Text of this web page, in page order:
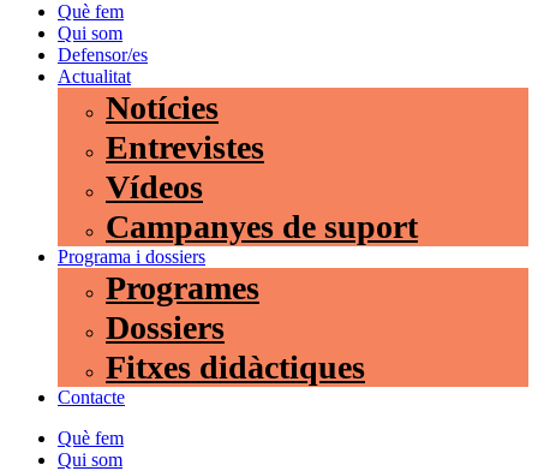
Què fem
Qui som
Defensor/es
Actualitat
Notícies
Entrevistes
Vídeos
Campanyes de suport
Programa i dossiers
Programes
Dossiers
Fitxes didàctiques
Contacte
Què fem
Qui som